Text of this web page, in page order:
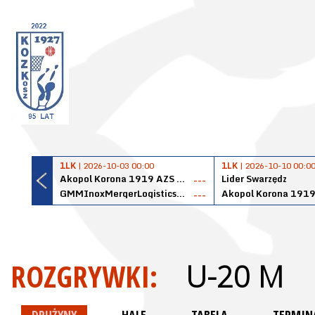
1LK | 2026-10-03 00:00
Akopol Korona 1919 AZS PK Kraków
---
GMMInoxMergerLogisticsPanteryŁańcut
---
1LK | 2026-10-10 00:00
Lider Swarzędz
ROZGRYWKI: U-20 M